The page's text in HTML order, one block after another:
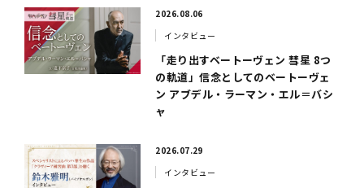
2026.08.06
インタビュー
「走り出すベートーヴェン 彗星 8つ
の軌道」信念としてのベートーヴェ
ン アブデル・ラーマン・エル＝バシ
ャ
2026.07.29
インタビュー